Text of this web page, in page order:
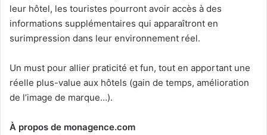
leur hôtel, les touristes pourront avoir accès à des
informations supplémentaires qui apparaîtront en
surimpression dans leur environnement réel.
Un must pour allier praticité et fun, tout en apportant une
réelle plus-value aux hôtels (gain de temps, amélioration
de l’image de marque…).
À propos de monagence.com